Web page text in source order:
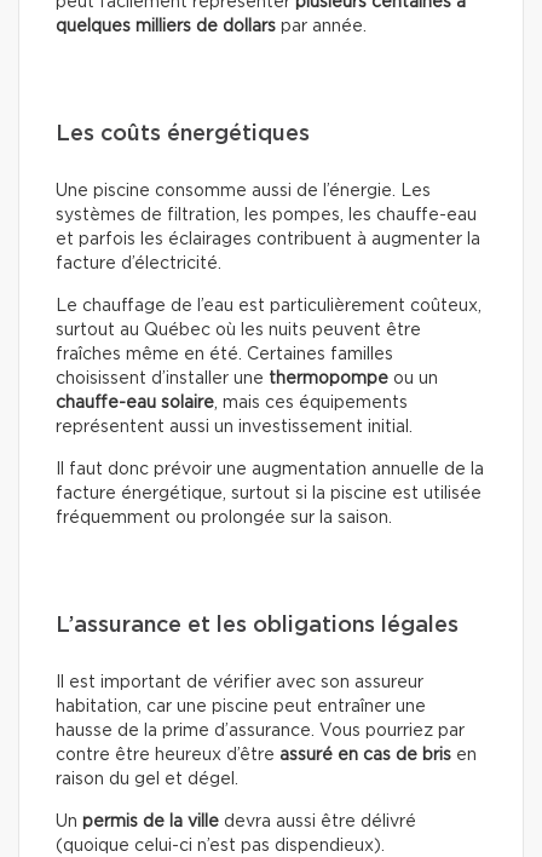
quelques milliers de dollars par année.
Les coûts énergétiques
Une piscine consomme aussi de l’énergie. Les
systèmes de filtration, les pompes, les chauffe-eau
et parfois les éclairages contribuent à augmenter la
facture d’électricité.
Le chauffage de l’eau est particulièrement coûteux,
surtout au Québec où les nuits peuvent être
fraîches même en été. Certaines familles
choisissent d’installer une thermopompe ou un
chauffe-eau solaire, mais ces équipements
représentent aussi un investissement initial.
Il faut donc prévoir une augmentation annuelle de la
facture énergétique, surtout si la piscine est utilisée
fréquemment ou prolongée sur la saison.
L’assurance et les obligations légales
Il est important de vérifier avec son assureur
habitation, car une piscine peut entraîner une
hausse de la prime d’assurance. Vous pourriez par
contre être heureux d’être assuré en cas de bris en
raison du gel et dégel.
Un permis de la ville devra aussi être délivré
(quoique celui-ci n’est pas dispendieux).